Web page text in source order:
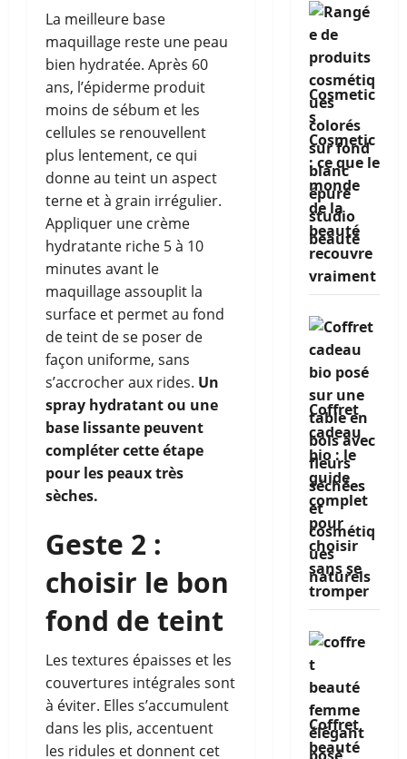
La meilleure base
maquillage reste une peau
bien hydratée. Après 60
ans, l’épiderme produit
moins de sébum et les
cellules se renouvellent
plus lentement, ce qui
donne au teint un aspect
terne et à grain irrégulier.
Appliquer une crème
hydratante riche 5 à 10
minutes avant le
maquillage assouplit la
surface et permet au fond
de teint de se poser de
façon uniforme, sans
s’accrocher aux rides. Un
spray hydratant ou une
base lissante peuvent
compléter cette étape
pour les peaux très
sèches.
Geste 2 :
choisir le bon
fond de teint
Les textures épaisses et les
couvertures intégrales sont
à éviter. Elles s’accumulent
dans les plis, accentuent
les ridules et donnent cet
Cosmetic
s
Cosmetic
: ce que le
monde
de la
beauté
recouvre
vraiment
Coffret
cadeau
bio : le
guide
complet
pour
choisir
sans se
tromper
Coffret
beauté